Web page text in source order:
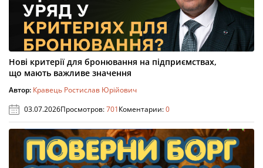
Нові критерії для бронювання на підприємствах,
що мають важливе значення
Автор: Кравець Ростислав Юрійович
03.07.2026Просмотров:701Коментарии:0